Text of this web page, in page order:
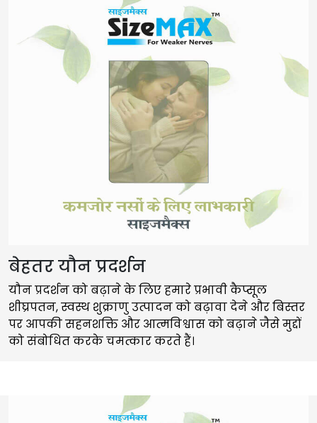
बेहतर यौन प्रदर्शन
यौन प्रदर्शन को बढ़ाने के लिए हमारे प्रभावी कैप्सूल
शीघ्रपतन, स्वस्थ शुक्राणु उत्पादन को बढ़ावा देने और बिस्तर
पर आपकी सहनशक्ति और आत्मविश्वास को बढ़ाने जैसे मुद्दों
को संबोधित करके चमत्कार करते हैं।